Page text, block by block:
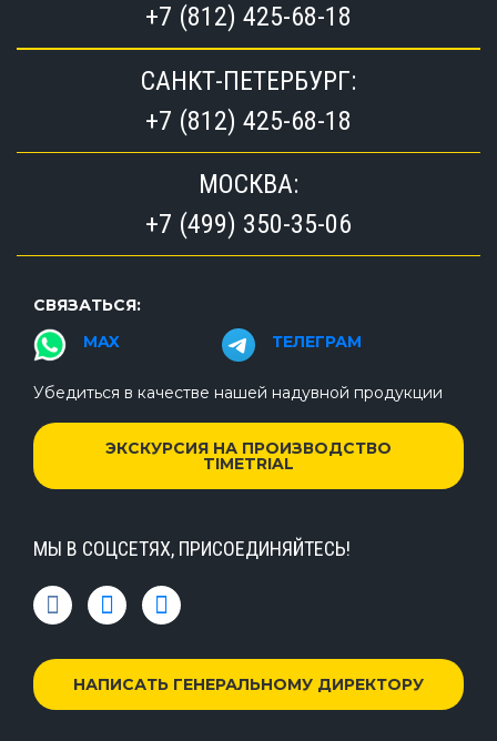
+7 (812) 425-68-18
САНКТ-ПЕТЕРБУРГ:
+7 (812) 425-68-18
МОСКВА:
+7 (499) 350-35-06
СВЯЗАТЬСЯ:
MAX
ТЕЛЕГРАМ
Убедиться в качестве нашей надувной продукции
ЭКСКУРСИЯ НА ПРОИЗВОДСТВО
TIMETRIAL
МЫ В СОЦСЕТЯХ, ПРИСОЕДИНЯЙТЕСЬ!
НАПИСАТЬ ГЕНЕРАЛЬНОМУ ДИРЕКТОРУ